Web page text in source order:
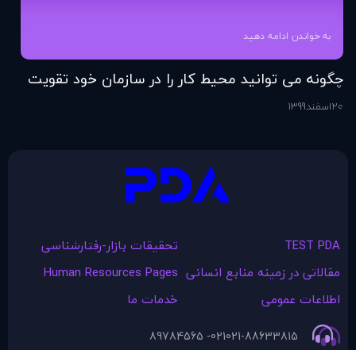
به خواندن ادامه دهید
چگونه می توانید محیط کار را در سازمان خود تقویت
کنید؟
20اسفند1399
TEST PDA
تحقیقات بازار-رفتارشناسی
مقالاتی در زمينه منابع انسانی Human Resources Pages
اطلاعات عمومی
خدمات ما
021-88633815
021- 89784565